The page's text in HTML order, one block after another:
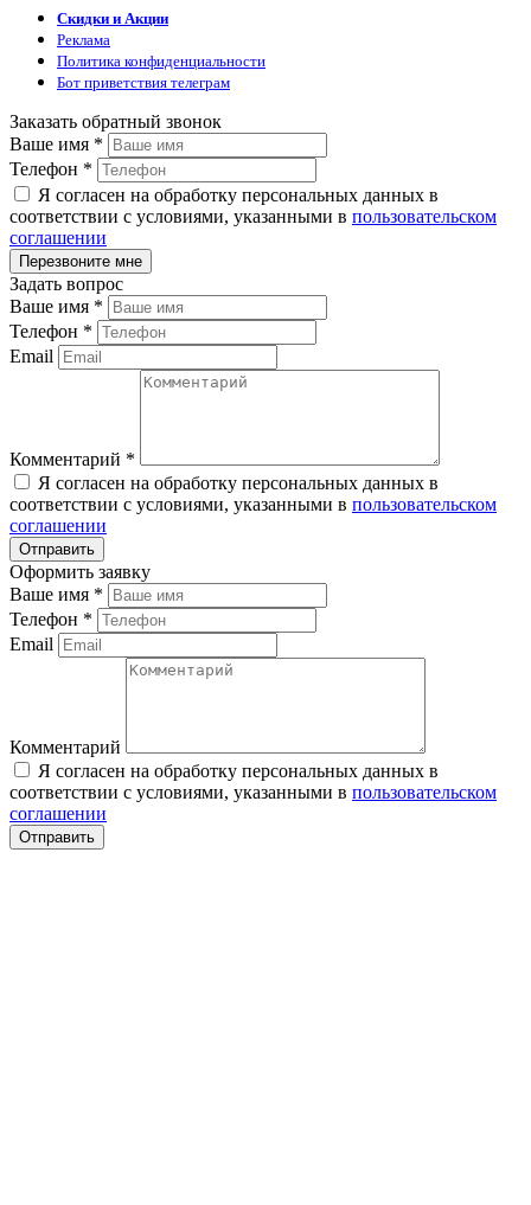
Скидки и Акции
Реклама
Политика конфиденциальности
Бот приветствия телеграм
Заказать обратный звонок
Ваше имя *
Телефон *
Я согласен на обработку персональных данных в
соответствии с условиями, указанными в пользовательском
соглашении
Задать вопрос
Ваше имя *
Телефон *
Email
Комментарий *
Я согласен на обработку персональных данных в
соответствии с условиями, указанными в пользовательском
соглашении
Оформить заявку
Ваше имя *
Телефон *
Email
Комментарий
Я согласен на обработку персональных данных в
соответствии с условиями, указанными в пользовательском
соглашении